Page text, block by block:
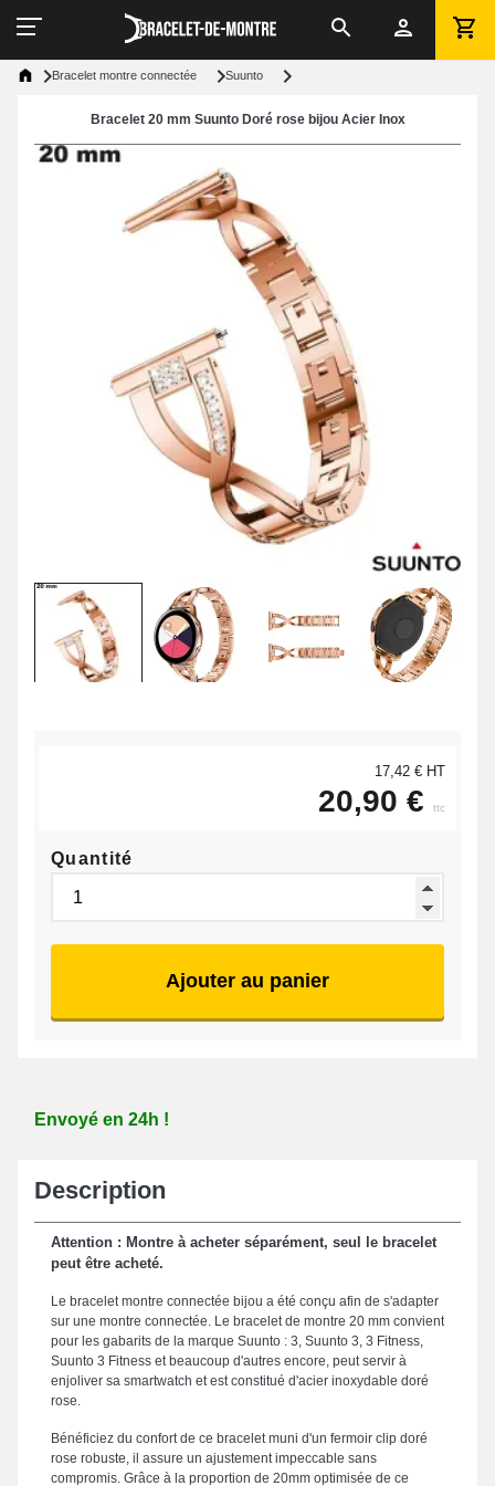
Bracelet montre connectée Suunto
Bracelet 20 mm Suunto Doré rose bijou Acier Inox
17,42 € HT
20,90 € ttc
Quantité
Ajouter au panier
Envoyé en 24h !
Description
Attention : Montre à acheter séparément, seul le bracelet
peut être acheté.
Le bracelet montre connectée bijou a été conçu afin de s'adapter
sur une montre connectée. Le bracelet de montre 20 mm convient
pour les gabarits de la marque Suunto : 3, Suunto 3, 3 Fitness,
Suunto 3 Fitness et beaucoup d'autres encore, peut servir à
enjoliver sa smartwatch et est constitué d'acier inoxydable doré
rose.
Bénéficiez du confort de ce bracelet muni d'un fermoir clip doré
rose robuste, il assure un ajustement impeccable sans
compromis. Grâce à la proportion de 20mm optimisée de ce